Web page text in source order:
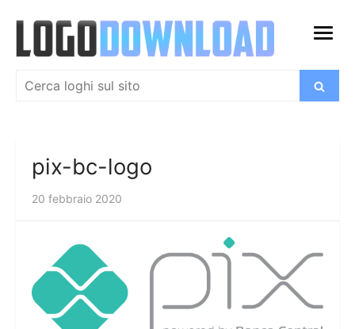
contenuto
apri
Cerca:
Cerca
pix-bc-logo
20 febbraio 2020